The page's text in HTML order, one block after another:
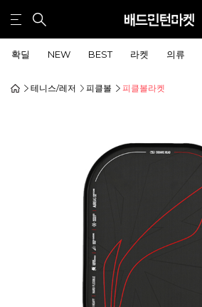
확딜 NEW BEST 라켓 의류
테니스/레저 피클볼 피클볼라켓